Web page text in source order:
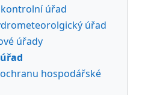
úřad
úřad
úřady
hospodářské